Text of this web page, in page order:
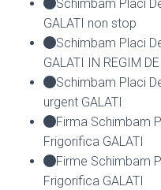
Schimbam Placi
GALATI non stop
Schimbam Placi
GALATI IN REGIM
Schimbam Placi
urgent GALATI
Firma Schimbam
Frigorifica GALATI
Firme Schimbam
Frigorifica GALATI